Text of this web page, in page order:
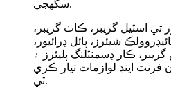
سگهجي.
اسٽيل گريبر، ڪاٺ گريبر،
شيئرز، پائل ڊرائيور،
ڪار ڊسمنٽلنگ پليئرز ۽
فرنٽ اينڊ لوازمات تيار ڪري
ٿي.